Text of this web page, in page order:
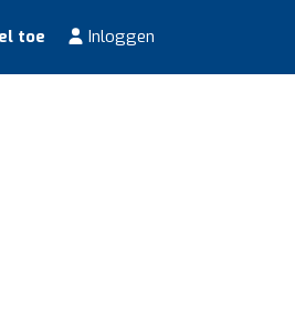
toe Inloggen